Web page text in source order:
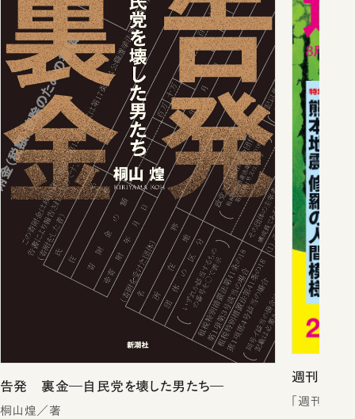
告発 裏金―自民党を壊した男たち―
桐山煌／著
週刊新潮
「週刊新潮